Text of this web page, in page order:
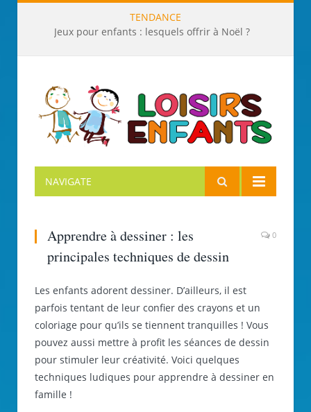
TENDANCE
Jeux pour enfants : lesquels offrir à Noël ?
NAVIGATE
Apprendre à dessiner : les
principales techniques de dessin
0
Les enfants adorent dessiner. D’ailleurs, il est
parfois tentant de leur confier des crayons et un
coloriage pour qu’ils se tiennent tranquilles ! Vous
pouvez aussi mettre à profit les séances de dessin
pour stimuler leur créativité. Voici quelques
techniques ludiques pour apprendre à dessiner en
famille !